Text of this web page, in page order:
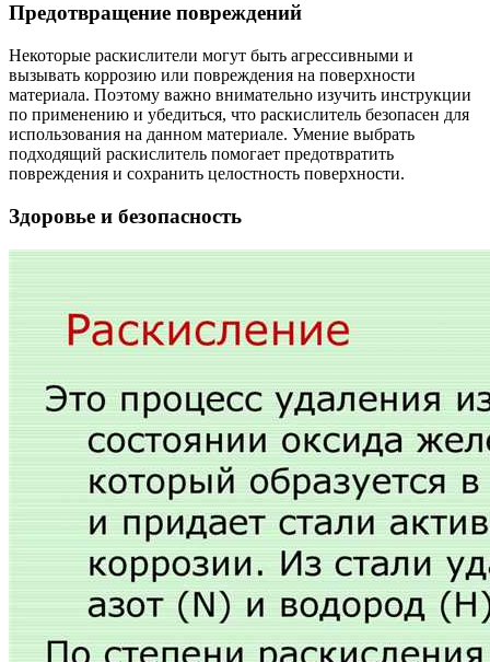
Предотвращение повреждений
Некоторые раскислители могут быть агрессивными и
вызывать коррозию или повреждения на поверхности
материала. Поэтому важно внимательно изучить инструкции
по применению и убедиться, что раскислитель безопасен для
использования на данном материале. Умение выбрать
подходящий раскислитель помогает предотвратить
повреждения и сохранить целостность поверхности.
Здоровье и безопасность